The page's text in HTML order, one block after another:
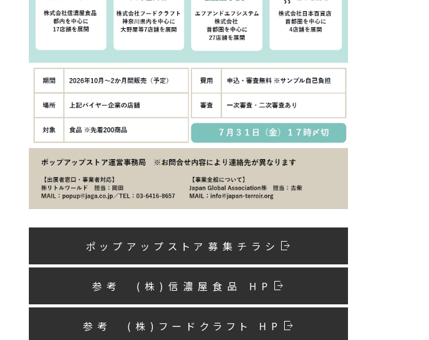
ポップアップストア募集チラシ
参考 (株)信濃屋食品 HP
参考 (株)フードクラフト HP